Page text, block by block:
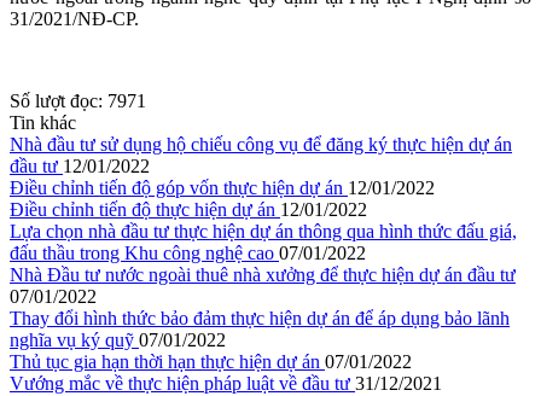
31/2021/NĐ-CP.
Số lượt đọc: 7971
Tin khác
Nhà đầu tư sử dụng hộ chiếu công vụ để đăng ký thực hiện dự án
đầu tư 12/01/2022
Điều chỉnh tiến độ góp vốn thực hiện dự án 12/01/2022
Điều chỉnh tiến độ thực hiện dự án 12/01/2022
Lựa chọn nhà đầu tư thực hiện dự án thông qua hình thức đấu giá,
đấu thầu trong Khu công nghệ cao 07/01/2022
Nhà Đầu tư nước ngoài thuê nhà xưởng để thực hiện dự án đầu tư
07/01/2022
Thay đổi hình thức bảo đảm thực hiện dự án để áp dụng bảo lãnh
nghĩa vụ ký quỹ 07/01/2022
Thủ tục gia hạn thời hạn thực hiện dự án 07/01/2022
Vướng mắc về thực hiện pháp luật về đầu tư 31/12/2021